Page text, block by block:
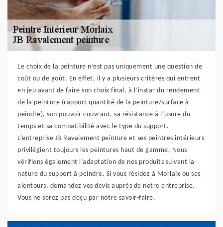
Le choix de la peinture n’est pas uniquement une question de
coût ou de goût. En effet, il y a plusieurs critères qui entrent
en jeu avant de faire son choix final, à l’instar du rendement
de la peinture (rapport quantité de la peinture/surface à
peindre), son pouvoir couvrant, sa résistance à l’usure du
temps et sa compatibilité avec le type du support.
L’entreprise JB Ravalement peinture et ses peintres intérieurs
privilégient toujours les peintures haut de gamme. Nous
vérifions également l’adaptation de nos produits suivant la
nature du support à peindre. Si vous résidez à Morlaix ou ses
alentours, demandez vos devis auprès de notre entreprise.
Vous ne serez pas déçu par notre savoir-faire.